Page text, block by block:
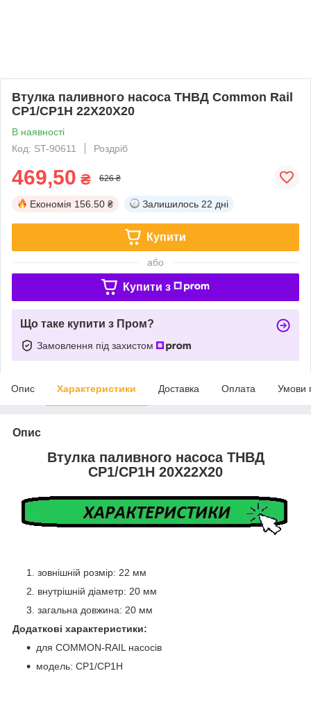
Втулка паливного насоса ТНВД Common Rail
CP1/CP1H 22X20X20
В наявності
Код: ST-90611
Роздріб
469,50 ₴ 626 ₴
Економія 156.50 ₴ Залишилось 22 дні
Купити
або
Купити з
Що таке купити з Пром?
Замовлення під захистом
Опис Характеристики Доставка Оплата Умови
Опис
Втулка паливного насоса ТНВД
CP1/CP1H 20X22X20
зовнішній розмір: 22 мм
внутрішній діаметр: 20 мм
загальна довжина: 20 мм
Додаткові характеристики:
для COMMON-RAIL насосів
модель: CP1/CP1H